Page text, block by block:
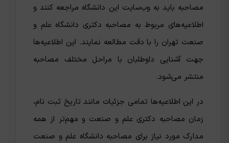
مصاحبه باید به وب‌سایت این دانشگاه مراجعه کنند و
اطلاعیه‌های مربوط به مصاحبه دکتری دانشگاه علم و
صنعت تهران را با دقت مطالعه نمایند. این اطلاعیه‌ها
جهت آشنایی داوطلبان با مراحل مختلف مصاحبه
منتشر می‌شود.
در این اطلاعیه‌ها تمامی جزئیات مانند تاریخ ثبت نام،
زمان مصاحبه دکتری علم و صنعت و مهم‌تر از همه
مدارک مورد نیاز برای مصاحبه دانشگاه علم و صنعت